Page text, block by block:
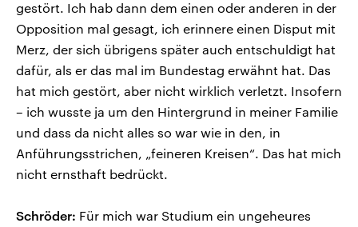
gestört. Ich hab dann dem einen oder anderen in der
Opposition mal gesagt, ich erinnere einen Disput mit
Merz, der sich übrigens später auch entschuldigt hat
dafür, als er das mal im Bundestag erwähnt hat. Das
hat mich gestört, aber nicht wirklich verletzt. Insofern
– ich wusste ja um den Hintergrund in meiner Familie
und dass da nicht alles so war wie in den, in
Anführungsstrichen, „feineren Kreisen“. Das hat mich
nicht ernsthaft bedrückt.
Schröder: Für mich war Studium ein ungeheures